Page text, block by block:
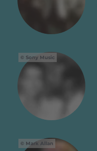
Sony Music
Mark Allan